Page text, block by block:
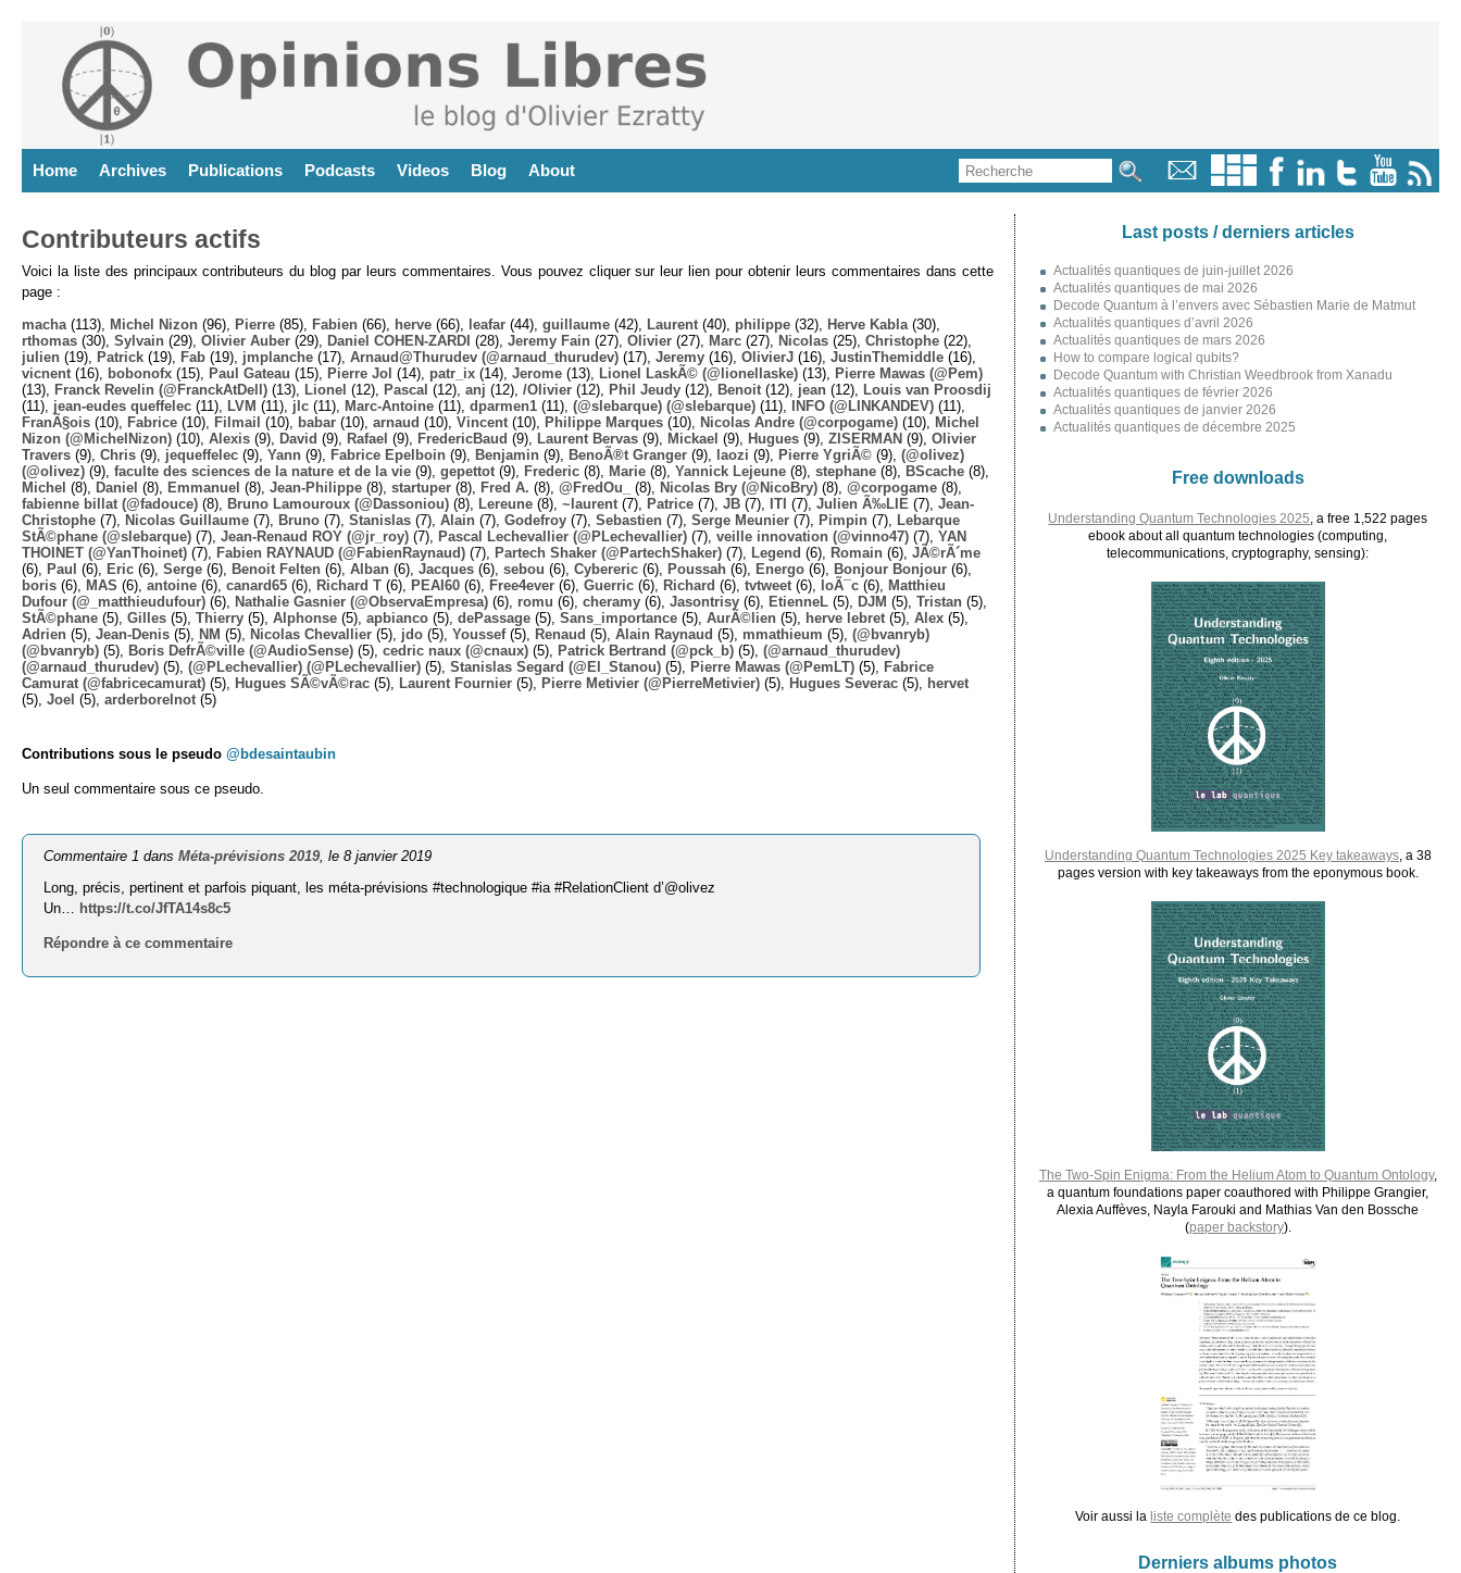
Home Archives Publications Podcasts Videos Blog About
Contributeurs actifs
Voici la liste des principaux contributeurs du blog par leurs commentaires. Vous pouvez cliquer sur leur lien pour obtenir leurs commentaires dans cette
page :
macha (113), Michel Nizon (96), Pierre (85), Fabien (66), herve (66), leafar (44), guillaume (42), Laurent (40), philippe (32), Herve Kabla (30),
rthomas (30), Sylvain (29), Olivier Auber (29), Daniel COHEN-ZARDI (28), Jeremy Fain (27), Olivier (27), Marc (27), Nicolas (25), Christophe (22),
julien (19), Patrick (19), Fab (19), jmplanche (17), Arnaud@Thurudev (@arnaud_thurudev) (17), Jeremy (16), OlivierJ (16), JustinThemiddle (16),
vicnent (16), bobonofx (15), Paul Gateau (15), Pierre Jol (14), patr_ix (14), Jerome (13), Lionel LaskÃ© (@lionellaske) (13),
Pierre Mawas (@Pem)
(13),
Franck Revelin (@FranckAtDell) (13), Lionel (12), Pascal (12), anj (12), /Olivier (12), Phil Jeudy (12), Benoit (12), jean (12),
Louis van Proosdij
(11), jean-eudes queffelec (11), LVM (11), jlc (11), Marc-Antoine (11), dparmen1 (11), (@slebarque) (@slebarque) (11), INFO (@LINKANDEV) (11),
FranÃ§ois (10), Fabrice (10), Filmail (10), babar (10), arnaud (10), Vincent (10), Philippe Marques (10), Nicolas Andre (@corpogame) (10),
Michel
Nizon (@MichelNizon) (10), Alexis (9), David (9), Rafael (9), FredericBaud (9), Laurent Bervas (9), Mickael (9), Hugues (9), ZISERMAN (9), Olivier
Travers (9), Chris (9), jequeffelec (9), Yann (9), Fabrice Epelboin (9), Benjamin (9), BenoÃ®t Granger (9), laozi (9), Pierre YgriÃ© (9), (@olivez)
(@olivez) (9), faculte des sciences de la nature et de la vie (9), gepettot (9), Frederic (8), Marie (8), Yannick Lejeune (8), stephane (8), BScache (8),
Michel (8), Daniel (8), Emmanuel (8), Jean-Philippe (8), startuper (8), Fred A. (8), @FredOu_ (8), Nicolas Bry (@NicoBry) (8), @corpogame (8),
fabienne billat (@fadouce) (8), Bruno Lamouroux (@Dassoniou) (8), Lereune (8), ~laurent (7), Patrice (7), JB (7), ITI (7), Julien Ã‰LIE (7), Jean-
Christophe (7), Nicolas Guillaume (7), Bruno (7), Stanislas (7), Alain (7), Godefroy (7), Sebastien (7), Serge Meunier (7), Pimpin (7),
Lebarque
StÃ©phane (@slebarque) (7), Jean-Renaud ROY (@jr_roy) (7), Pascal Lechevallier (@PLechevallier) (7), veille innovation (@vinno47) (7), YAN
THOINET (@YanThoinet) (7), Fabien RAYNAUD (@FabienRaynaud) (7), Partech Shaker (@PartechShaker) (7), Legend (6), Romain (6), JÃ©rÃ´me
(6),
Paul (6), Eric (6), Serge (6), Benoit Felten (6), Alban (6), Jacques (6), sebou (6), Cybereric (6), Poussah (6), Energo (6), Bonjour Bonjour (6),
boris (6), MAS (6), antoine (6), canard65 (6), Richard T (6), PEAI60 (6), Free4ever (6), Guerric (6), Richard (6), tvtweet (6), loÃ¯c (6),
Matthieu
Dufour (@_matthieudufour) (6), Nathalie Gasnier (@ObservaEmpresa) (6), romu (6), cheramy (6), Jasontrisy (6), EtienneL (5), DJM (5), Tristan (5),
StÃ©phane (5), Gilles (5), Thierry (5), Alphonse (5), apbianco (5), dePassage (5), Sans_importance (5), AurÃ©lien (5), herve lebret (5), Alex (5),
Adrien (5), Jean-Denis (5), NM (5), Nicolas Chevallier (5), jdo (5), Youssef(5), Renaud (5), Alain Raynaud (5), mmathieum (5), (@bvanryb)
(@bvanryb) (5), Boris DefrÃ©ville (@AudioSense) (5), cedric naux (@cnaux) (5), Patrick Bertrand (@pck_b) (5), (@arnaud_thurudev)
(@arnaud_thurudev) (5), (@PLechevallier) (@PLechevallier) (5), Stanislas Segard (@El_Stanou) (5), Pierre Mawas (@PemLT) (5),
Fabrice
Camurat (@fabricecamurat) (5), Hugues SÃ©vÃ©rac (5), Laurent Fournier (5), Pierre Metivier (@PierreMetivier) (5), Hugues Severac (5),
hervet
(5), Joel (5), arderborelnot (5)
Contributions sous le pseudo @bdesaintaubin
Un seul commentaire sous ce pseudo.
Commentaire 1 dansMéta-prévisions 2019, le 8 janvier 2019
Long, précis, pertinent et parfois piquant, les méta-prévisions #technologique #ia #RelationClient d’@olivez
Un… https://t.co/JfTA14s8c5
Répondre à ce commentaire
Last posts / derniers articles
Actualités quantiques de juin-juillet 2026
Actualités quantiques de mai 2026
Decode Quantum à l’envers avec Sébastien Marie de Matmut
Actualités quantiques d’avril 2026
Actualités quantiques de mars 2026
How to compare logical qubits?
Decode Quantum with Christian Weedbrook from Xanadu
Actualités quantiques de février 2026
Actualités quantiques de janvier 2026
Actualités quantiques de décembre 2025
Free downloads
Understanding Quantum Technologies 2025 , a free 1,522 pages
ebook about all quantum technologies (computing,
telecommunications, cryptography, sensing):
Understanding Quantum Technologies 2025 Key takeaways, a 38
pages version with key takeaways from the eponymous book.
The Two-Spin Enigma: From the Helium Atom to Quantum Ontology,
a quantum foundations paper coauthored with Philippe Grangier,
Alexia Auffèves, Nayla Farouki and Mathias Van den Bossche
(paper backstory).
Voir aussi la liste complète des publications de ce blog.
Derniers albums photos